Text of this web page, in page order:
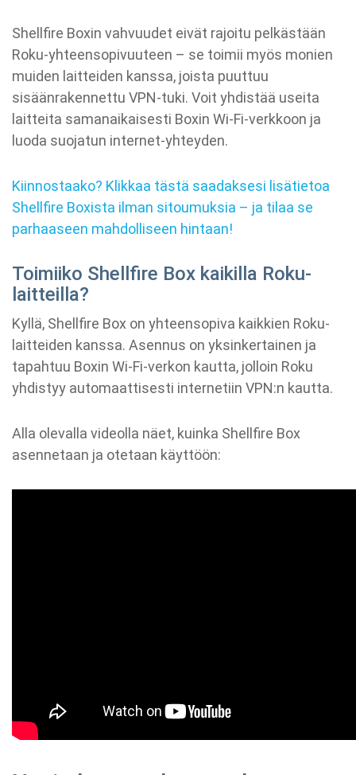
Shellfire Boxin vahvuudet eivät rajoitu pelkästään
Roku-yhteensopivuuteen – se toimii myös monien
muiden laitteiden kanssa, joista puuttuu
sisäänrakennettu VPN-tuki. Voit yhdistää useita
laitteita samanaikaisesti Boxin Wi-Fi-verkkoon ja
luoda suojatun internet-yhteyden.
Kiinnostaako? Klikkaa tästä saadaksesi lisätietoa
Shellfire Boxista ilman sitoumuksia – ja tilaa se
parhaaseen mahdolliseen hintaan!
Toimiiko Shellfire Box kaikilla Roku-
laitteilla?
Kyllä, Shellfire Box on yhteensopiva kaikkien Roku-
laitteiden kanssa. Asennus on yksinkertainen ja
tapahtuu Boxin Wi-Fi-verkon kautta, jolloin Roku
yhdistyy automaattisesti internetiin VPN:n kautta.
Alla olevalla videolla näet, kuinka Shellfire Box
asennetaan ja otetaan käyttöön: